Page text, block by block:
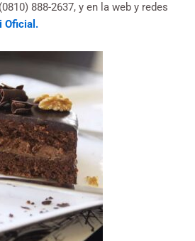
888-2637, y en la web y redes
Oficial.